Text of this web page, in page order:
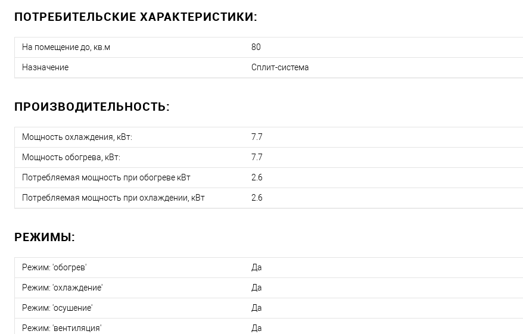
ПОТРЕБИТЕЛЬСКИЕ ХАРАКТЕРИСТИКИ:
На помещение до, кв.м 80
Назначение Сплит-система
ПРОИЗВОДИТЕЛЬНОСТЬ:
Мощность охлаждения, кВт: 7.7
Мощность обогрева, кВт: 7.7
Потребляемая мощность при обогреве кВт 2.6
Потребляемая мощность при охлаждении, кВт 2.6
РЕЖИМЫ:
Режим: 'обогрев' Да
Режим: 'охлаждение' Да
Режим: 'осушение' Да
Режим: 'вентиляция' Да